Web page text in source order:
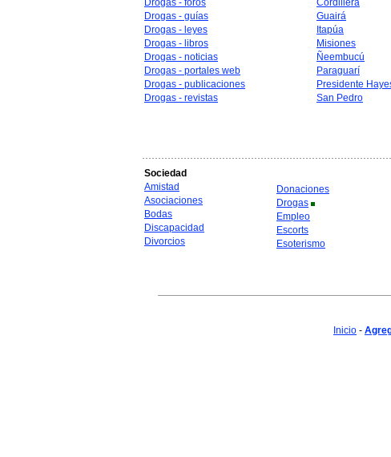
Drogas - foros
Drogas - guías
Drogas - leyes
Drogas - libros
Drogas - noticias
Drogas - portales web
Drogas - publicaciones
Drogas - revistas
Cordillera
Guairá
Itapúa
Misiones
Ñeembucú
Paraguarí
Presidente
San Pedro
Sociedad
Amistad
Asociaciones
Bodas
Discapacidad
Divorcios
Donaciones
Drogas
Empleo
Escorts
Esoterismo
Inicio -